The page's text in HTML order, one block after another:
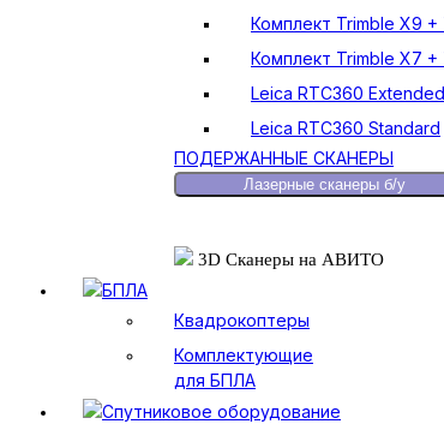
Комплект Trimble X9 +
Комплект Trimble X7 +
Leica RTC360 Extended
Leica RTC360 Standard
ПОДЕРЖАННЫЕ СКАНЕРЫ
Лазерные сканеры б/у
3D Сканеры на АВИТО
БПЛА
Квадрокоптеры
Комплектующие
для БПЛА
Спутниковое оборудование